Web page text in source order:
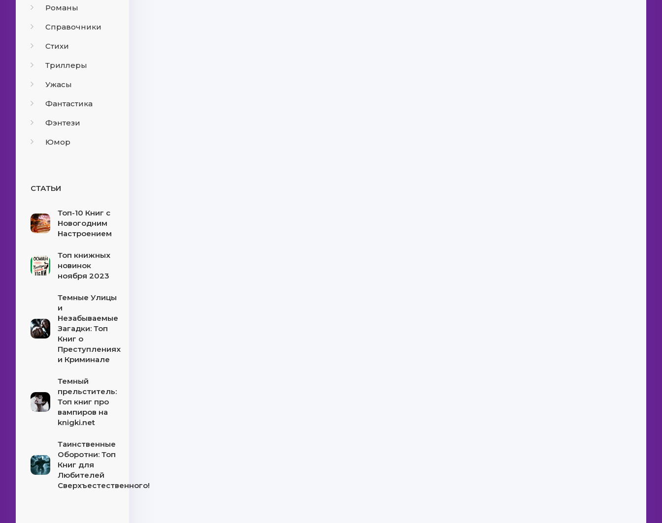
Романы
Справочники
Стихи
Триллеры
Ужасы
Фантастика
Фэнтези
Юмор
СТАТЬИ
Топ-10 Книг с
Новогодним
Настроением
Топ книжных
новинок
ноября 2023
Темные Улицы
и
Незабываемые
Загадки: Топ
Книг о
Преступлениях
и Криминале
Темный
прельститель:
Топ книг про
вампиров на
knigki.net
Таинственные
Оборотни: Топ
Книг для
Любителей
Сверхъестественного!